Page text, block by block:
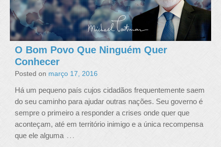
O Bom Povo Que Ninguém Quer
Conhecer
Posted on março 17, 2016
Há um pequeno país cujos cidadãos frequentemente saem
do seu caminho para ajudar outras nações. Seu governo é
sempre o primeiro a responder a crises onde quer que
aconteçam, até em território inimigo e a única recompensa
que ele alguma …